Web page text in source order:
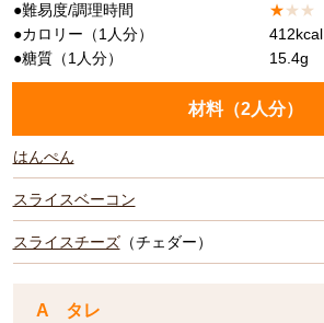
●難易度/調理時間 ★★ ★
●カロリー（1人分）
412kcal
●糖質（1人分）
15.4g
材料（2人分）
はんぺん
スライスベーコン
スライスチーズ（チェダー）
A タレ